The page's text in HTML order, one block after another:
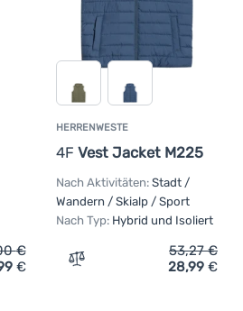
Alpine Pro Hard'
€
€
HERRENWESTE
4F Vest Jacket M225
Nach Aktivitäten: Stadt /
Wandern / Skialp / Sport
Nach Typ: Hybrid und Isoliert
Zum Vergleich
53,27€
28,99 €